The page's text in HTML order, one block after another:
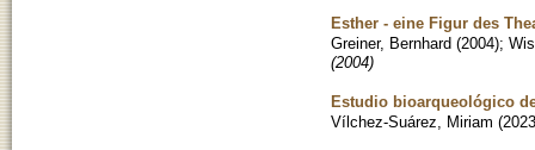
Esther - eine Figur des
Greiner, Bernhard (2004);
(2004)
Estudio bioarqueológico
Vílchez-Suárez, Miriam (2023